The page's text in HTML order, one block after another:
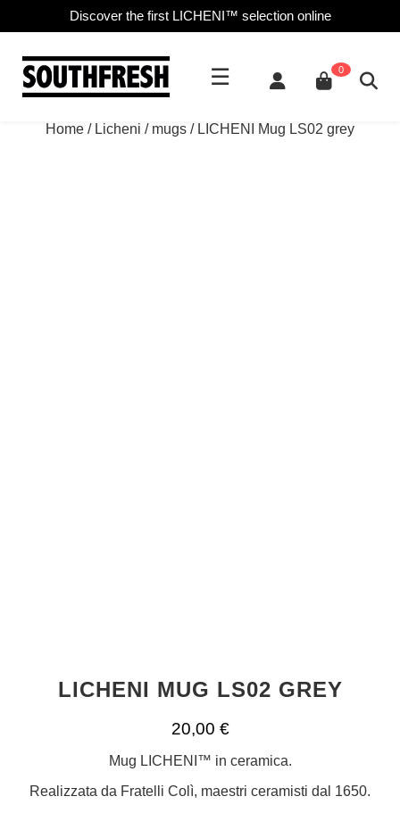
Discover the first LICHENI™ selection online
☰ 0
Home / Licheni / mugs / LICHENI Mug LS02 grey
LICHENI MUG LS02 GREY
20,00 €
Mug LICHENI™ in ceramica.
Realizzata da Fratelli Colì, maestri ceramisti dal 1650.